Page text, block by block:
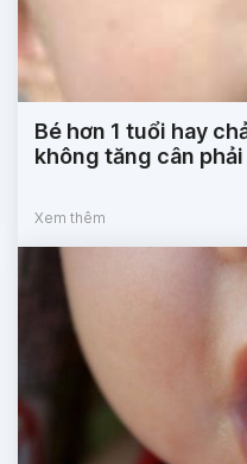
Bé hơn 1 tuổi hay
không tăng cân
Xem thêm